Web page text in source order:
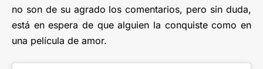
no son de su agrado los comentarios, pero sin duda,
está en espera de que alguien la conquiste como en
una película de amor.